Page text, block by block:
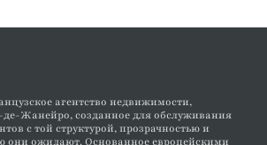
агентство недвижимости,
Жанейро, созданное для обслуживания
с той структурой, прозрачностью и
они ожидают. Основанное европейскими